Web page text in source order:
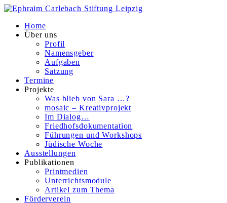
Home
Über uns
Profil
Namensgeber
Aufgaben
Satzung
Termine
Projekte
Was blieb von Sara …?
mosaic – Kreativprojekt
Im Dialog…
Friedhofsdokumentation
Führungen und Workshops
Jüdische Woche
Ausstellungen
Publikationen
Printmedien
Unterrichtsmodule
Artikel zum Thema
Förderverein